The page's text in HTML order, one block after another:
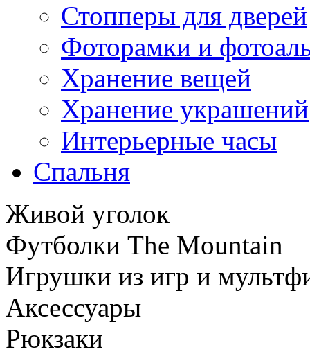
Стопперы для дверей
Фоторамки и
Хранение вещей
Хранение украшений
Интерьерные часы
Спальня
Живой уголок
Футболки The Mountain
Игрушки из игр и
Аксессуары
Рюкзаки